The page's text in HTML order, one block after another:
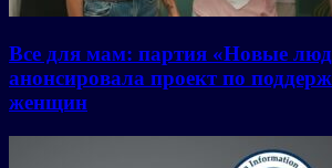
Все для мам: партия «Новые
анонсировала проект по
женщин